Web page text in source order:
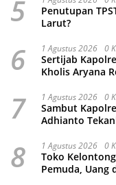
5
Penutupan
Larut?
6 1 Agustus 2026 0
Sertijab
Kholis Aryana
7 1 Agustus 2026 0
Sambut
Adhianto
8 1 Agustus 2026 0
Toko
Pemuda, Uang